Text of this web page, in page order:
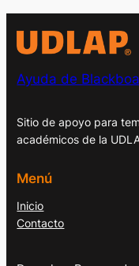
Ayuda de
Sitio de apoyo para
académicos de la
Menú
Inicio
Contacto